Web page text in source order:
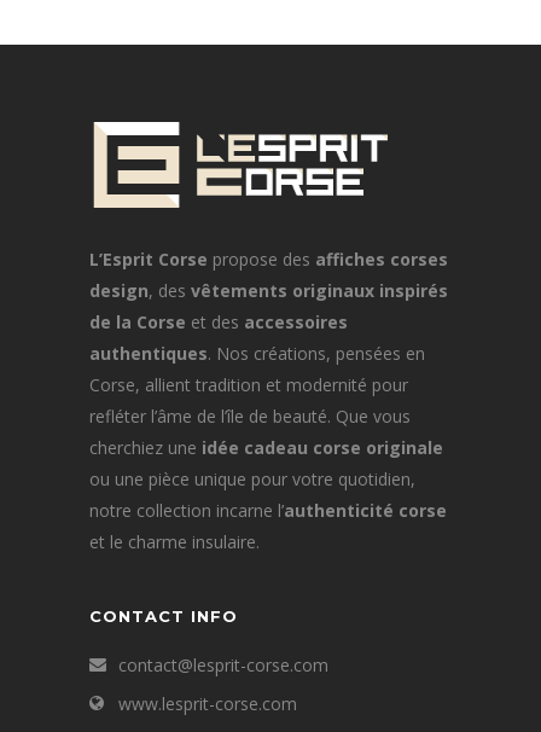
L’Esprit Corse propose des affiches corses
design, des vêtements originaux inspirés
de la Corse et des accessoires
authentiques. Nos créations, pensées en
Corse, allient tradition et modernité pour
refléter l’âme de l’île de beauté. Que vous
cherchiez une idée cadeau corse originale
ou une pièce unique pour votre quotidien,
notre collection incarne l’authenticité corse
et le charme insulaire.
CONTACT INFO
contact@lesprit-corse.com
www.lesprit-corse.com